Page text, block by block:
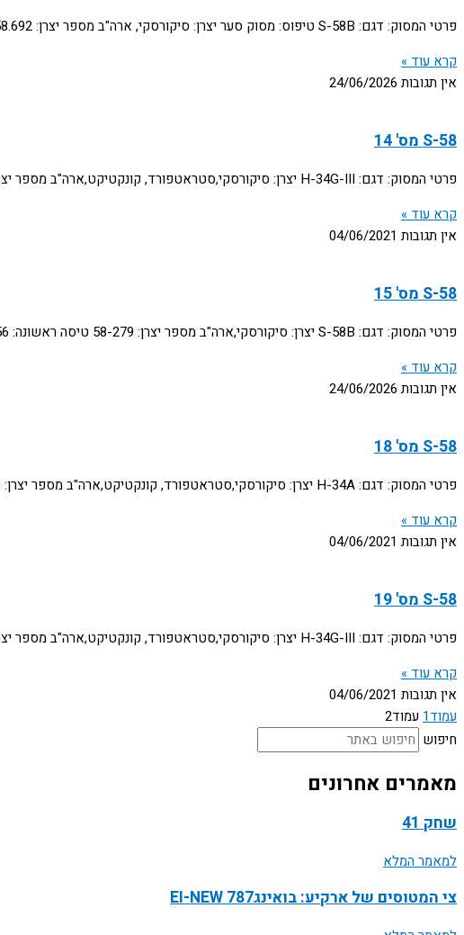
פרטי המסוק: דגם: S-58B טיפוס: מסוק סער יצרן: סיקורסקי, ארה"ב מספר יצרן: 58.692 תולדות המסוק: הגיע ארצה בתאריך 11.2.58. הורכב ביחידת האחזקה האוירית בתל נוף
קרא עוד »
אין תגובות 24/06/2026
S-58 מס' 14
פרטי המסוק: דגם: H-34G-III יצרן: סיקורסקי,סטראטפורד, קונקטיקט,ארה"ב מספר יצרן: 58-1656 מספר צי: Bu.150795 תולדות המסוק: יוצר ע"י חב' סיקורסקי כדגם CH-34C ויועד למכירה לגרמניה. קיבל
קרא עוד »
אין תגובות 04/06/2021
S-58 מס' 15
פרטי המסוק: דגם: S-58B יצרן: סיקורסקי,ארה"ב מספר יצרן: 58-279 טיסה ראשונה: 8.5.56 תולדות המסוק: המסוק היה מהדגם האזרחי S-58B, היה רשום ע"ש חברת סיקורסקי תחת
קרא עוד »
אין תגובות 24/06/2026
S-58 מס' 18
פרטי המסוק: דגם: H-34A יצרן: סיקורסקי,סטראטפורד, קונקטיקט,ארה"ב מספר יצרן: 58-1186 תולדות המסוק: מסוק זה התקבל ע"י נציגי ח"א במפעל סיקורסקי בתאריך 29.2.60 וסופק בתאריך 6.4.60.
קרא עוד »
אין תגובות 04/06/2021
S-58 מס' 19
פרטי המסוק: דגם: H-34G-III יצרן: סיקורסקי,סטראטפורד, קונקטיקט,ארה"ב מספר יצרן: 58-1549 מספר צי: Bu.150756 תולדות המסוק: יוצר ע"י חב' סיקורסקי כדגם CH-34C ויועד למכירה לגרמניה. קיבל
קרא עוד »
אין תגובות 04/06/2021
עמוד1 עמוד2
חיפוש
מאמרים אחרונים
שחק 41
למאמר המלא
צי המטוסים של ארקיע: בואינג787 EI-NEW